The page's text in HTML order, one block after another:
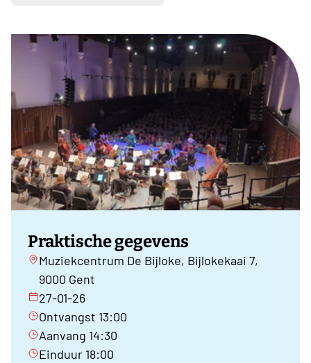
Praktische gegevens
Muziekcentrum De Bijloke, Bijlokekaai 7,
9000 Gent
27-01-26
Ontvangst 13:00
Aanvang 14:30
Einduur 18:00